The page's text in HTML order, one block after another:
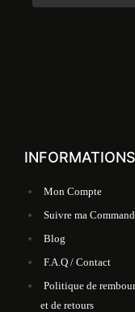
INFORMATIONS
Mon Compte
Suivre ma
Blog
F.A.Q / Contact
Politique de
et de retours